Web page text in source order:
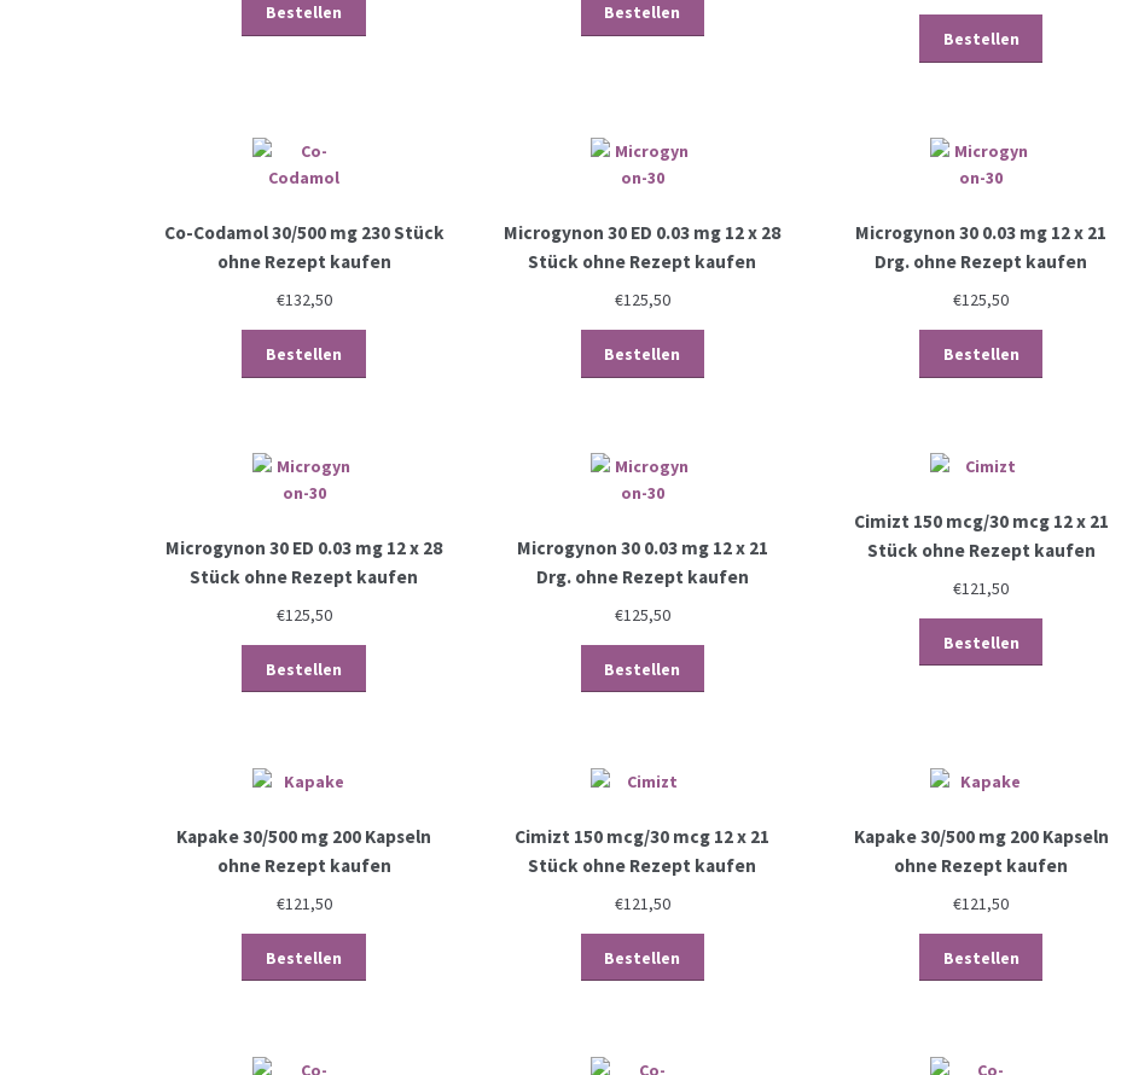
Bestellen Bestellen
Bestellen
Co-Codamol 30/500 mg 230 Stück
ohne Rezept kaufen
€132,50
Bestellen
Microgynon 30 ED 0.03 mg 12 x 28
Stück ohne Rezept kaufen
€125,50
Bestellen
Microgynon 30 0.03 mg 12 x 21
Drg. ohne Rezept kaufen
€125,50
Bestellen
Microgynon 30 ED 0.03 mg 12 x 28
Stück ohne Rezept kaufen
€125,50
Bestellen
Microgynon 30 0.03 mg 12 x 21
Drg. ohne Rezept kaufen
€125,50
Bestellen
Cimizt 150 mcg/30 mcg 12 x 21
Stück ohne Rezept kaufen
€121,50
Bestellen
Kapake 30/500 mg 200 Kapseln
ohne Rezept kaufen
€121,50
Bestellen
Cimizt 150 mcg/30 mcg 12 x 21
Stück ohne Rezept kaufen
€121,50
Bestellen
Kapake 30/500 mg 200 Kapseln
ohne Rezept kaufen
€121,50
Bestellen